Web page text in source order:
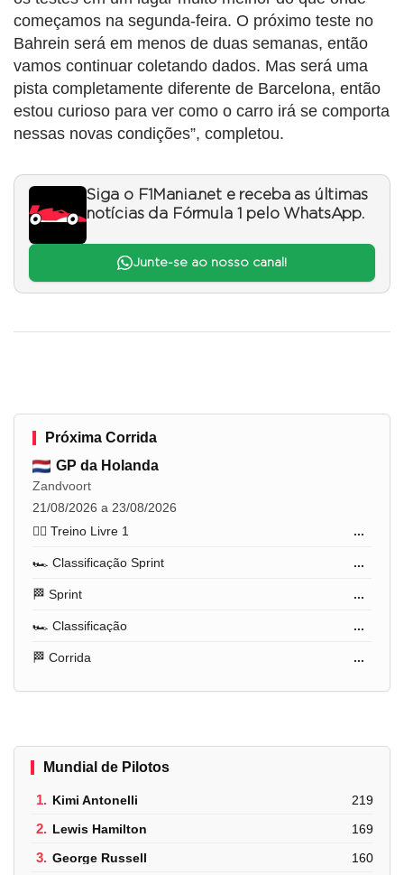
começamos na segunda-feira. O próximo teste no
Bahrein será em menos de duas semanas, então
vamos continuar coletando dados. Mas será uma
pista completamente diferente de Barcelona, então
estou curioso para ver como o carro irá se comporta
nessas novas condições”, completou.
Siga o F1Mania.net e receba as últimas
notícias da Fórmula 1 pelo WhatsApp.
Junte-se ao nosso canal!
Próxima Corrida
GP da Holanda
Zandvoort
21/08/2026 a 23/08/2026
🏋️‍♂️ Treino Livre 1
...
🏎️ Classificação Sprint ...
🏁 Sprint ...
🏎️ Classificação ...
🏁 Corrida ...
Mundial de Pilotos
1. Kimi Antonelli 219
2. Lewis Hamilton 169
3. George Russell 160